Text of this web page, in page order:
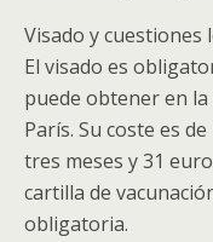
Visado y cuestiones
El visado es
puede obtener en la
París. Su coste es
tres meses y 31
cartilla de
obligatoria.